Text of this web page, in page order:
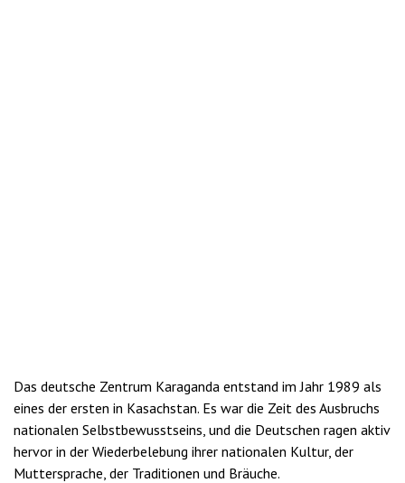
Das deutsche Zentrum Karaganda entstand im Jahr 1989 als
eines der ersten in Kasachstan. Es war die Zeit des Ausbruchs
nationalen Selbstbewusstseins, und die Deutschen ragen aktiv
hervor in der Wiederbelebung ihrer nationalen Kultur, der
Muttersprache, der Traditionen und Bräuche.